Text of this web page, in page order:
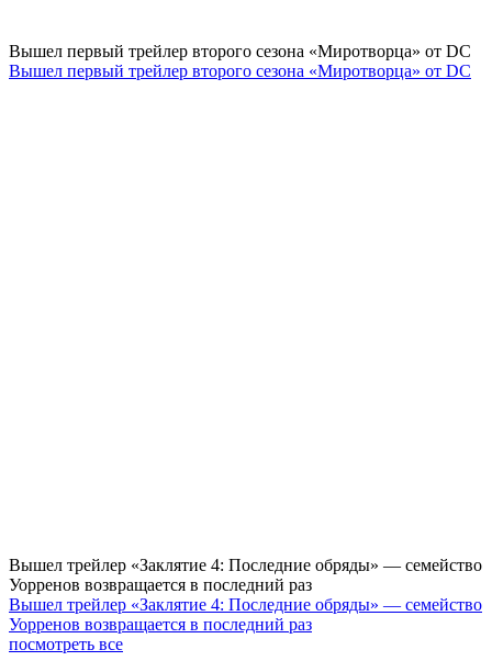
Вышел первый трейлер второго сезона «Миротворца» от DC
Вышел первый трейлер второго сезона «Миротворца» от DC
Вышел трейлер «Заклятие 4: Последние обряды» — семейство
Уорренов возвращается в последний раз
Вышел трейлер «Заклятие 4: Последние обряды» — семейство
Уорренов возвращается в последний раз
посмотреть все